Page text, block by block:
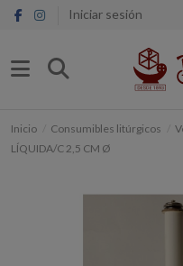
Iniciar sesión
Inicio Consumibles litúrgicos
LÍQUIDA/C 2,5 CM Ø